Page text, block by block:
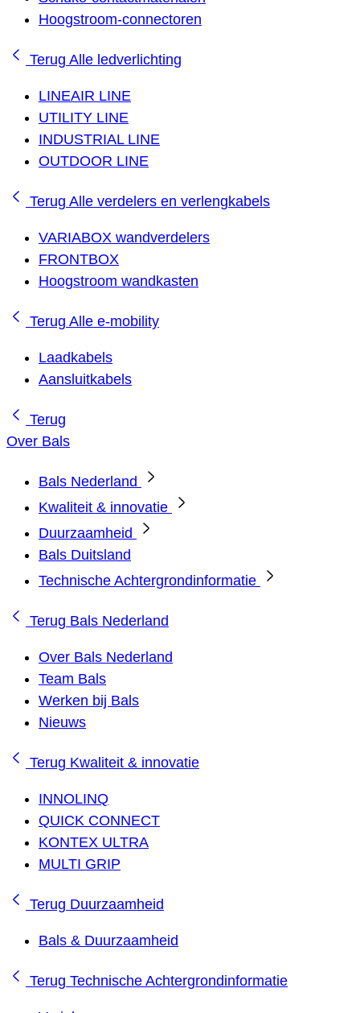
Hoogstroom-connectoren
Terug Alle ledverlichting
LINEAIR LINE
UTILITY LINE
INDUSTRIAL LINE
OUTDOOR LINE
Terug Alle verdelers en verlengkabels
VARIABOX wandverdelers
FRONTBOX
Hoogstroom wandkasten
Terug Alle e-mobility
Laadkabels
Aansluitkabels
Terug
Over Bals
Bals Nederland
Kwaliteit & innovatie
Duurzaamheid
Bals Duitsland
Technische Achtergrondinformatie
Terug Bals Nederland
Over Bals Nederland
Team Bals
Werken bij Bals
Nieuws
Terug Kwaliteit & innovatie
INNOLINQ
QUICK CONNECT
KONTEX ULTRA
MULTI GRIP
Terug Duurzaamheid
Bals & Duurzaamheid
Terug Technische Achtergrondinformatie